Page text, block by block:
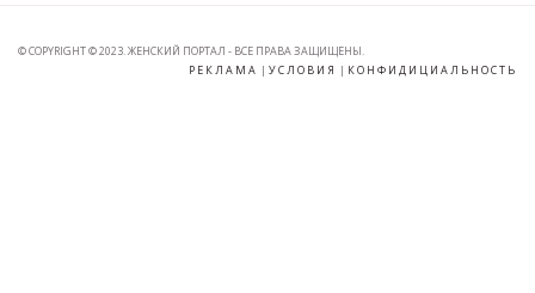
© COPYRIGHT © 2023. ЖЕНСКИЙ ПОРТАЛ - ВСЕ ПРАВА ЗАЩИЩЕНЫ.
РЕКЛАМА | УСЛОВИЯ | КОНФИДИЦИАЛЬНОСТЬ